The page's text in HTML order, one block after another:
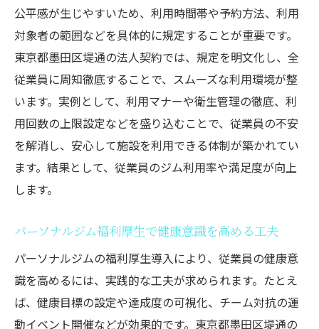
公平感が生じやすいため、利用時間帯や予約方法、利用
対象者の範囲などを具体的に規定することが重要です。
東京都墨田区堤通の法人契約では、規定を明文化し、全
従業員に周知徹底することで、スムーズな利用環境が整
います。実例として、利用マナーや衛生管理の徹底、利
用回数の上限設定などを盛り込むことで、従業員の不安
を解消し、安心して施設を利用できる体制が築かれてい
ます。結果として、従業員のジム利用率や満足度が向上
します。
パーソナルジム福利厚生で健康意識を高める工夫
パーソナルジムの福利厚生導入により、従業員の健康意
識を高めるには、実践的な工夫が求められます。たとえ
ば、健康目標の設定や達成度の可視化、チーム対抗の運
動イベント開催などが効果的です。東京都墨田区堤通の